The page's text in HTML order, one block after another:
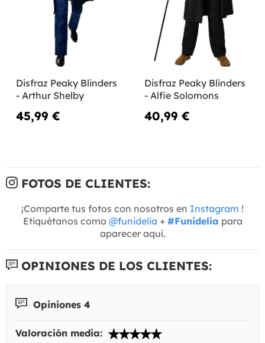
Disfraz Peaky Blinders
- Arthur Shelby
45,99 €
Disfraz Peaky Blinders
- Alfie Solomons
40,99 €
FOTOS DE CLIENTES:
¡Comparte tus fotos con nosotros en Instagram !
Etiquétanos como @funidelia + #Funidelia para
aparecer aquí.
OPINIONES DE LOS CLIENTES:
Opiniones 4
Valoración media: